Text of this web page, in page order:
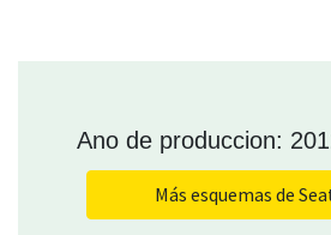
Ano de produccion:
Más esquemas de